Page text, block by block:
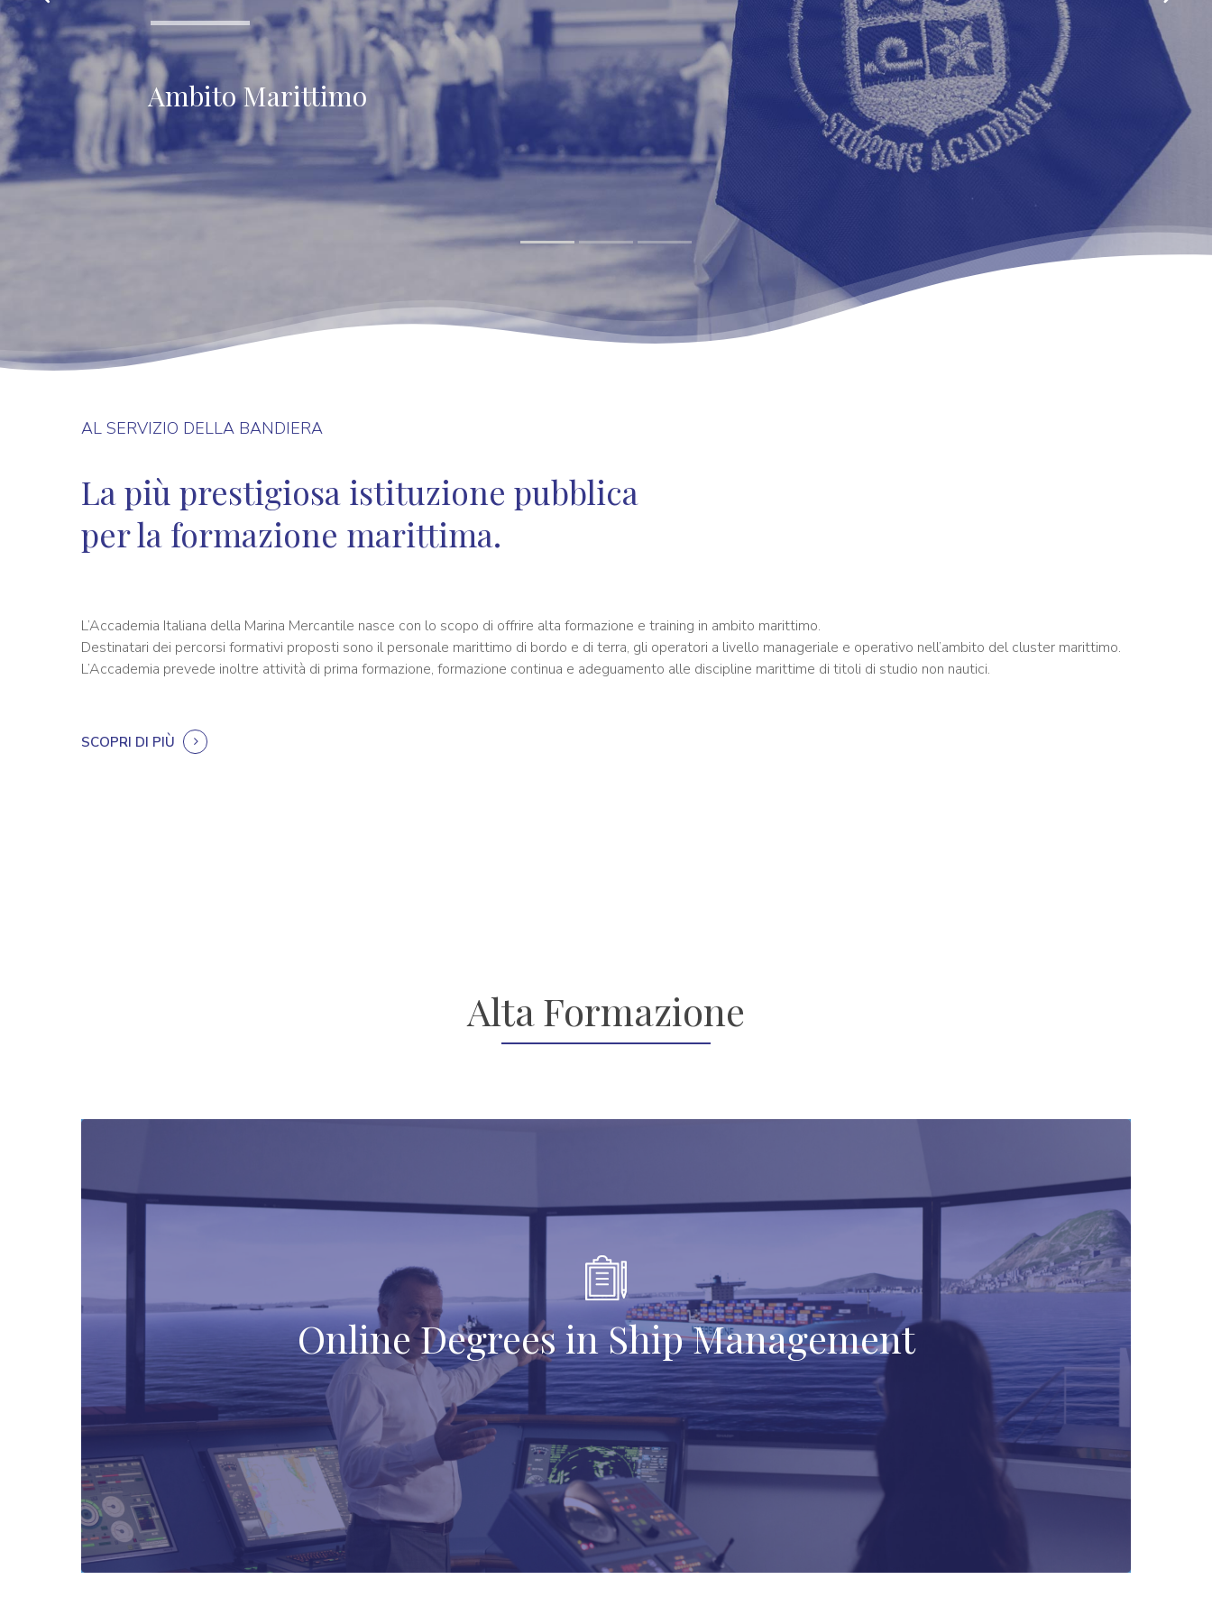
Ambito Marittimo
AL SERVIZIO DELLA BANDIERA
La più prestigiosa istituzione pubblica
per la formazione marittima.
L’Accademia Italiana della Marina Mercantile nasce con lo scopo di offrire alta formazione e training in ambito marittimo.
Destinatari dei percorsi formativi proposti sono il personale marittimo di bordo e di terra, gli operatori a livello manageriale e operativo nell’ambito del cluster marittimo.
L’Accademia prevede inoltre attività di prima formazione, formazione continua e adeguamento alle discipline marittime di titoli di studio non nautici.
SCOPRI DI PIÙ
Alta Formazione
Online Degrees in Ship Management